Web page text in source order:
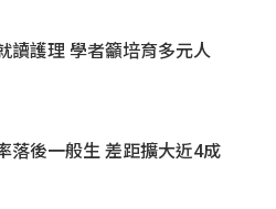
讀護理 學者籲培育多元人
落後一般生 差距擴大近4成